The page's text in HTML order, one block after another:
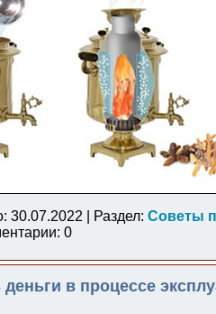
30.07.2022 | Раздел: Советы
0
в процессе